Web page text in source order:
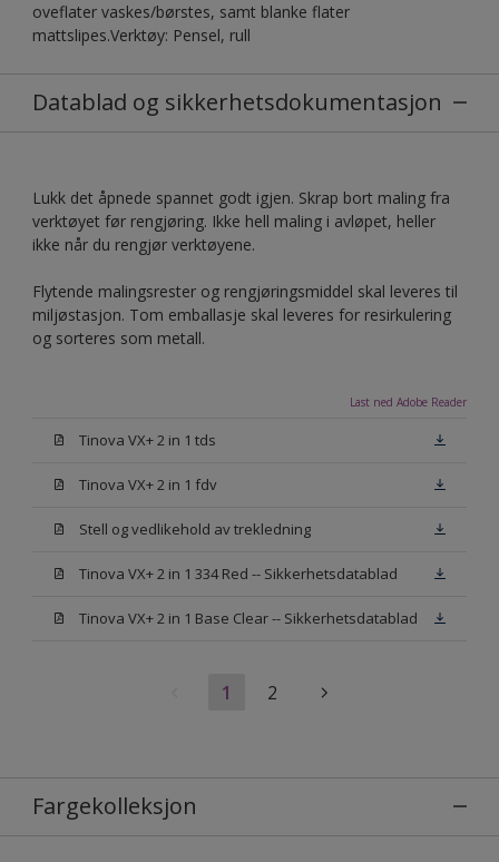
oveflater vaskes/børstes, samt blanke flater
mattslipes.Verktøy: Pensel, rull
Datablad og sikkerhetsdokumentasjon
Lukk det åpnede spannet godt igjen. Skrap bort maling fra
verktøyet før rengjøring. Ikke hell maling i avløpet, heller
ikke når du rengjør verktøyene.
Flytende malingsrester og rengjøringsmiddel skal leveres til
miljøstasjon. Tom emballasje skal leveres for resirkulering
og sorteres som metall.
Last ned Adobe Reader
Tinova VX+ 2 in 1 tds
Tinova VX+ 2 in 1 fdv
Stell og vedlikehold av trekledning
Tinova VX+ 2 in 1 334 Red -- Sikkerhetsdatablad
Tinova VX+ 2 in 1 Base Clear -- Sikkerhetsdatablad
1 2
Fargekolleksjon